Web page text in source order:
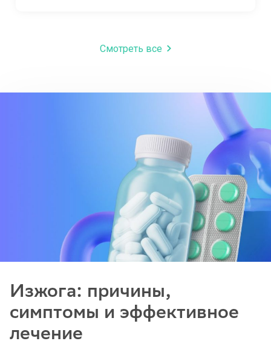
Смотреть все
Изжога: причины,
симптомы и эффективное
лечение